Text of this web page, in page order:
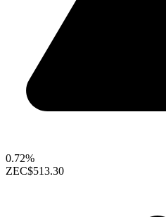
0.72%
ZEC$513.30